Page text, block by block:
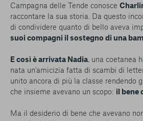
Campagna delle Tende conosce
raccontare la sua storia. Da questo
di condividere quanto di bello aveva
suoi compagni il sostegno di una
E così è arrivata Nadia, una coetanea
nata un'amicizia fatta di scambi di
unito ancora di più la classe rendendo
che insieme avevano un scopo: il bene
Ma il desiderio di bene che avevano